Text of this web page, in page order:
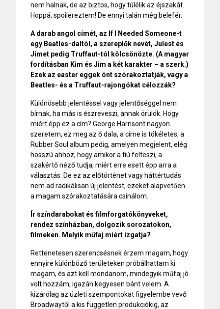
nem halnak, de az biztos, hogy túlélik az éjszakát.
Hoppá, spoilereztem! De ennyi talán még belefér.
A darab angol címét, az If I Needed Someone-t
egy Beatles-daltól, a szereplők nevét, Julest és
Jimet pedig Truffaut-tól kölcsönözte. (A magyar
fordításban Kim és Jim a két karakter – a szerk.)
Ezek az easter eggek önt szórakoztatják, vagy a
Beatles- és a Truffaut-rajongókat célozzák?
Különösebb jelentéssel vagy jelentőséggel nem
bírnak, ha más is észreveszi, annak örülök. Hogy
miért épp ez a cím? George Harrisont nagyon
szeretem, ez meg az ő dala, a címe is tökéletes, a
Rubber Soul album pedig, amelyen megjelent, elég
hosszú ahhoz, hogy amikor a fiú felteszi, a
szakértő néző tudja, miért erre esett épp arra a
választás. De ez az előtörténet vagy háttértudás
nem ad radikálisan új jelentést, ezeket alapvetően
a magam szórakoztatására csinálom.
Ír színdarabokat és filmforgatókönyveket,
rendez színházban, dolgozik sorozatokon,
filmeken. Melyik műfaj miért izgatja?
Rettenetesen szerencsésnek érzem magam, hogy
ennyire különböző területeken próbálhattam ki
magam, és azt kell mondanom, mindegyik műfaj jó
volt hozzám, igazán kegyesen bánt velem. A
kizárólag az üzleti szempontokat figyelembe vevő
Broadwaytől a kis független produkciókig, az